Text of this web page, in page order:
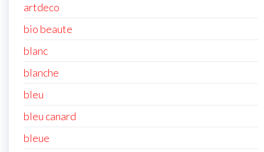
artdeco
bio beaute
blanc
blanche
bleu
bleu canard
bleue